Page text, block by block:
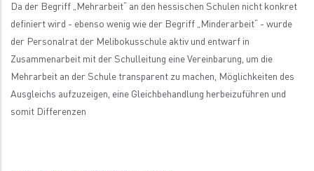
Da der Begriff „Mehrarbeit“ an den hessischen Schulen nicht konkret
definiert wird - ebenso wenig wie der Begriff „Minderarbeit“ - wurde
der Personalrat der Melibokusschule aktiv und entwarf in
Zusammenarbeit mit der Schulleitung eine Vereinbarung, um die
Mehrarbeit an der Schule transparent zu machen, Möglichkeiten des
Ausgleichs aufzuzeigen, eine Gleichbehandlung herbeizuführen und
somit Differenzen